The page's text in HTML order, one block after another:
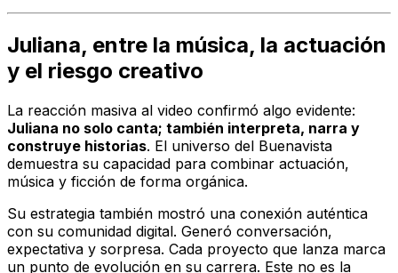
Juliana, entre la música, la actuación
y el riesgo creativo
La reacción masiva al video confirmó algo evidente:
Juliana no solo canta; también interpreta, narra y
construye historias. El universo del Buenavista
demuestra su capacidad para combinar actuación,
música y ficción de forma orgánica.
Su estrategia también mostró una conexión auténtica
con su comunidad digital. Generó conversación,
expectativa y sorpresa. Cada proyecto que lanza marca
un punto de evolución en su carrera. Este no es la